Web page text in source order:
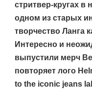
стритвер-кругах в
одном из старых
творчество Ланга
Интересно и
выпустили мерч
повторяет лого
to the iconic jeans